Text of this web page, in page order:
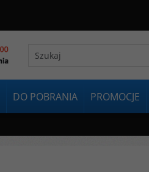
DO POBRANIA PROMOCJE